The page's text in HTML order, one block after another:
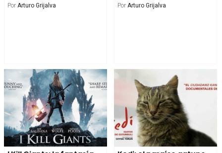
Por Arturo Grijalva Por Arturo Grijalva